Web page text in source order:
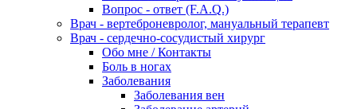
Вопрос - ответ (F.A.Q.)
Врач - вертеброневролог, мануальный терапевт
Врач - сердечно-сосудистый хирург
Обо мне / Контакты
Боль в ногах
Заболевания
Заболевания вен